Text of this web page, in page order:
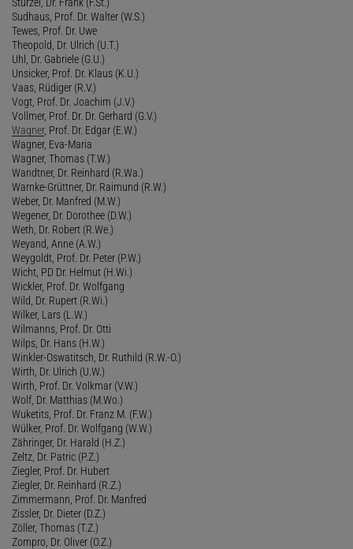
Sudhaus, Prof. Dr. Walter (W.S.)
Tewes, Prof. Dr. Uwe
Theopold, Dr. Ulrich (U.T.)
Uhl, Dr. Gabriele (G.U.)
Unsicker, Prof. Dr. Klaus (K.U.)
Vaas, Rüdiger (R.V.)
Vogt, Prof. Dr. Joachim (J.V.)
Vollmer, Prof. Dr. Dr. Gerhard (G.V.)
Wagner, Prof. Dr. Edgar (E.W.)
Wagner, Eva-Maria
Wagner, Thomas (T.W.)
Wandtner, Dr. Reinhard (R.Wa.)
Warnke-Grüttner, Dr. Raimund (R.W.)
Weber, Dr. Manfred (M.W.)
Wegener, Dr. Dorothee (D.W.)
Weth, Dr. Robert (R.We.)
Weyand, Anne (A.W.)
Weygoldt, Prof. Dr. Peter (P.W.)
Wicht, PD Dr. Helmut (H.Wi.)
Wickler, Prof. Dr. Wolfgang
Wild, Dr. Rupert (R.Wi.)
Wilker, Lars (L.W.)
Wilmanns, Prof. Dr. Otti
Wilps, Dr. Hans (H.W.)
Winkler-Oswatitsch, Dr. Ruthild (R.W.-O.)
Wirth, Dr. Ulrich (U.W.)
Wirth, Prof. Dr. Volkmar (V.W.)
Wolf, Dr. Matthias (M.Wo.)
Wuketits, Prof. Dr. Franz M. (F.W.)
Wülker, Prof. Dr. Wolfgang (W.W.)
Zähringer, Dr. Harald (H.Z.)
Zeltz, Dr. Patric (P.Z.)
Ziegler, Prof. Dr. Hubert
Ziegler, Dr. Reinhard (R.Z.)
Zimmermann, Prof. Dr. Manfred
Zissler, Dr. Dieter (D.Z.)
Zöller, Thomas (T.Z.)
Zompro, Dr. Oliver (O.Z.)